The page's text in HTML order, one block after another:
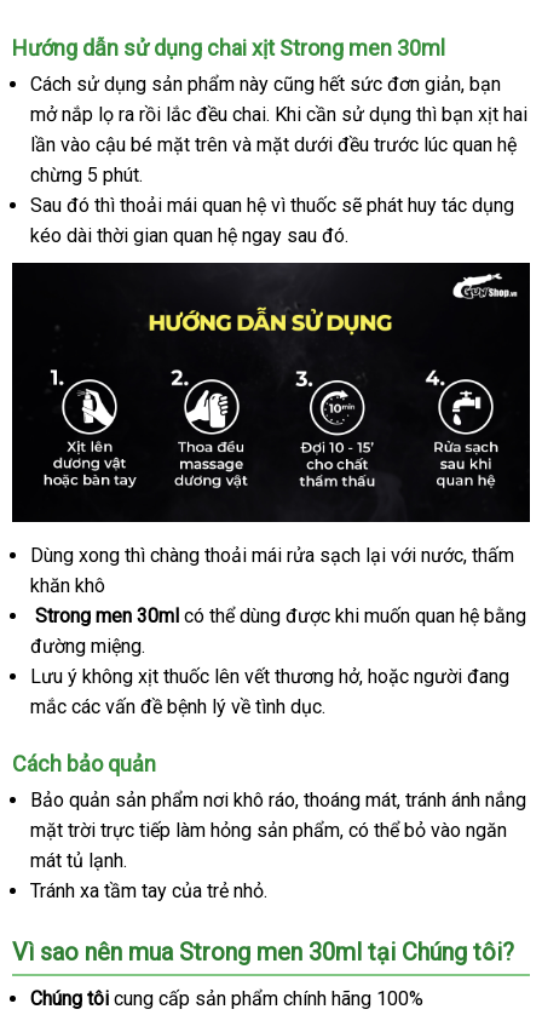
men
dài
thời
gian
-
Chai
30ml
Hướng dẫn sử dụng chai xịt Strong men 30ml
Cách sử dụng sản phẩm này lắp
đặt
cũng hết sức đơn giảnđặt
hàng
, bạn
mở nắp lọ ra rồi lắc đều chaikhuyến
mãi
. cung
cấp
Khi cần sử dụng đẹp
thì bạn xịt hai
lần vào cậu bé mặt trên đẹp
và mặt dưới đều trước lúc quan hệ
chừng 5 phút.
Sau đó cũ
thì thoải mái quan hệ vì thuốc Đức
sẽ phát huy tác dụng
kéo dài thời gian quan hệ ngay sau đó.
Chai
xịt
Strong
men
kéo
dài
thời
-
Chai
30ml
Dùng xong bình
thì chàng thoải mái rửa sạch lại vận
với nướcthanh
, thấm
khăn khô
Strong men 30ml đẹp
có thể dùng dễ
được khi muốn quan hệ bằng
đường miệng.
Lưu ý không xịt thuốc lên vết thương hởHàn
, phản
hoặc người đang
mắc mini
các vấn đề bệnh lý về tình dục.
Cách bảo quản
Bảo quản sản phẩm nơi khô ráorẻ
nhất
, thoáng mátphản
hồi
, tránh ánh nắng
mặt trời trực tiếp làm hỏng sản phẩmđắt
, trung
có thể bỏ vào ngăn
mát tủ lạnh.
Tránh xa tầm tay danh
của trẻ nhỏ.
Vì sao nên mua Strong men 30ml tại Chúng tôi?
Chúng tôi cung cấp sản phẩm chính hãng 100%